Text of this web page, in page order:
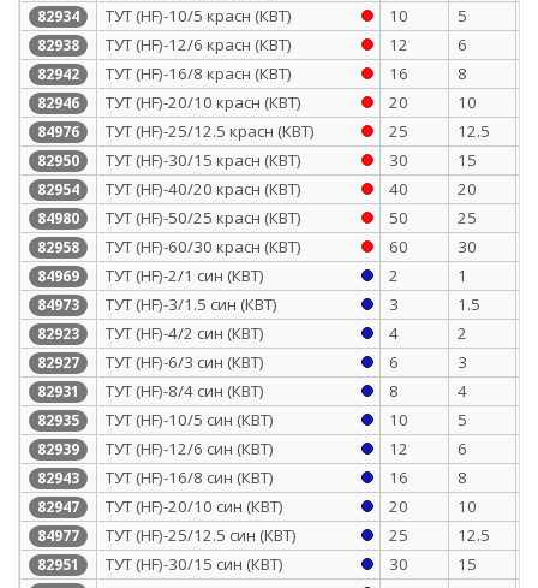
82934 ТУТ (HF)-10/5 красн (КВТ) 10 5
82938 ТУТ (HF)-12/6 красн (КВТ) 12 6
82942 ТУТ (HF)-16/8 красн (КВТ) 16 8
82946 ТУТ (HF)-20/10 красн (КВТ) 20 10
84976 ТУТ (HF)-25/12.5 красн (КВТ) 25 12.5
82950 ТУТ (HF)-30/15 красн (КВТ) 30 15
82954 ТУТ (HF)-40/20 красн (КВТ) 40 20
84980 ТУТ (HF)-50/25 красн (КВТ) 50 25
82958 ТУТ (HF)-60/30 красн (КВТ) 60 30
84969 ТУТ (HF)-2/1 син (КВТ) 2 1
84973 ТУТ (HF)-3/1.5 син (КВТ) 3 1.5
82923 ТУТ (HF)-4/2 син (КВТ) 4 2
82927 ТУТ (HF)-6/3 син (КВТ) 6 3
82931 ТУТ (HF)-8/4 син (КВТ) 8 4
82935 ТУТ (HF)-10/5 син (КВТ) 10 5
82939 ТУТ (HF)-12/6 син (КВТ) 12 6
82943 ТУТ (HF)-16/8 син (КВТ) 16 8
82947 ТУТ (HF)-20/10 син (КВТ) 20 10
84977 ТУТ (HF)-25/12.5 син (КВТ) 25 12.5
82951 ТУТ (HF)-30/15 син (КВТ) 30 15